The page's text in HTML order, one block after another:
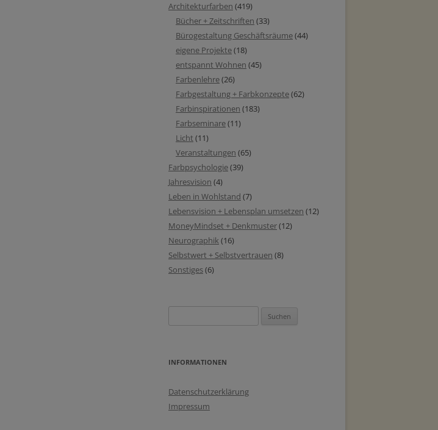
Architekturfarben (419)
Bücher + Zeitschriften (33)
Bürogestaltung Geschäftsräume(44)
eigene Projekte(18)
entspannt Wohnen (45)
Farbenlehre(26)
Farbgestaltung + Farbkonzepte(62)
Farbinspirationen (183)
Farbseminare(11)
Licht (11)
Veranstaltungen (65)
Farbpsychologie(39)
Jahresvision (4)
Leben in Wohlstand (7)
Lebensvision + Lebensplan umsetzen (12)
MoneyMindset + Denkmuster(12)
Neurographik(16)
Selbstwert + Selbstvertrauen (8)
Sonstiges(6)
nach:
INFORMATIONEN
Datenschutzerklärung
Impressum